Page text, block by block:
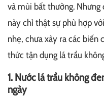
và mùi bất thường. Nhưng
này chỉ thật sự phù hợp
nhẹ, chưa xảy ra các biến
thức tận dụng lá trầu
1. Nước lá trầu không
ngày